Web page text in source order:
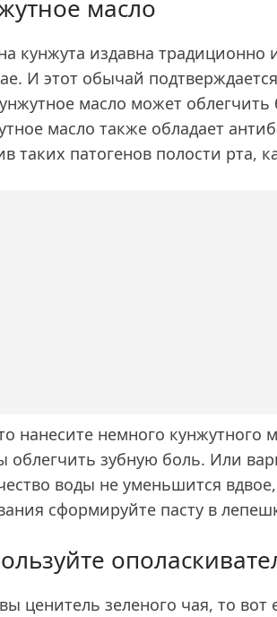
масло
кунжута издавна традиционно
И этот обычай
масло может
масло также обладает
таких патогенов полости рта,
нанесите немного
облегчить зубную боль. Или
воды не уменьшится
сформируйте пасту в
ценитель зеленого чая, то